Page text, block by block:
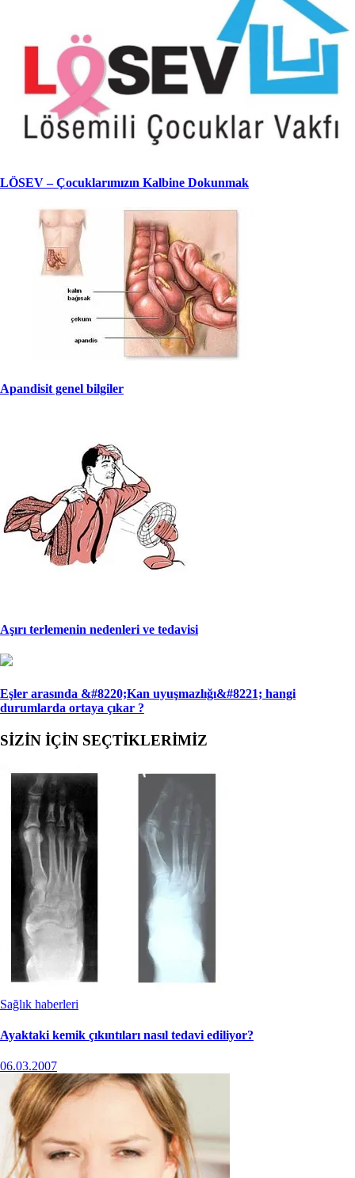
LÖSEV – Çocuklarımızın Kalbine Dokunmak
Apandisit genel bilgiler
Aşırı terlemenin nedenleri ve tedavisi
Eşler arasında &#8220;Kan uyuşmazlığı&#8221; han­gi
durumlarda ortaya çıkar ?
SİZİN İÇİN SEÇTİKLERİMİZ
Sağlık haberleri
Ayaktaki kemik çıkıntıları nasıl tedavi ediliyor?
06.03.2007